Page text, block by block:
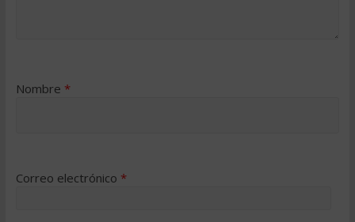
Nombre *
Correo electrónico *